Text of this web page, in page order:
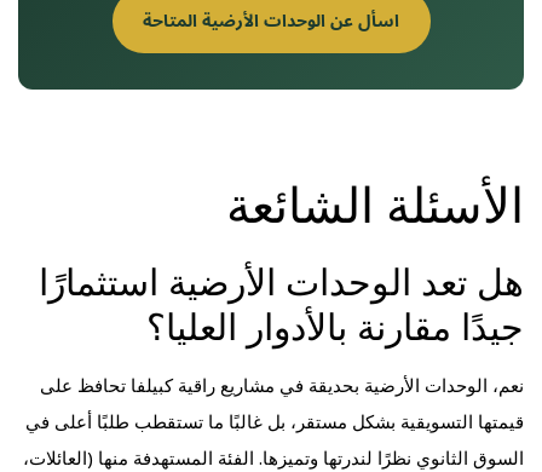
اسأل عن الوحدات الأرضية المتاحة
الأسئلة الشائعة
هل تعد الوحدات الأرضية استثمارًا
جيدًا مقارنة بالأدوار العليا؟
نعم، الوحدات الأرضية بحديقة في مشاريع راقية كبيلفا تحافظ على
قيمتها التسويقية بشكل مستقر، بل غالبًا ما تستقطب طلبًا أعلى في
السوق الثانوي نظرًا لندرتها وتميزها. الفئة المستهدفة منها (العائلات،